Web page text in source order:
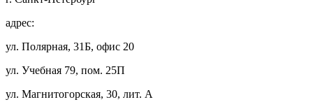
адрес:
ул. Полярная, 31Б, офис 20
ул. Учебная 79, пом. 25П
ул. Магнитогорская, 30, лит. А